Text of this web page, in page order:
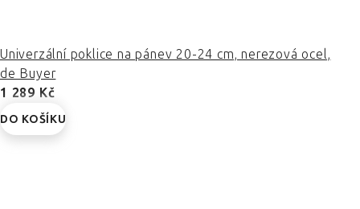
Univerzální poklice na pánev 20-24 cm, nerezová ocel,
de Buyer
1 289 Kč
DO KOŠÍKU